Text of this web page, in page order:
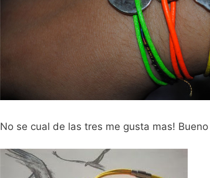
No se cual de las tres me gusta mas!